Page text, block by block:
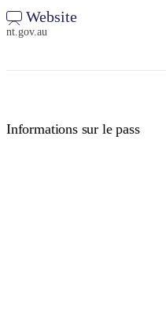
Website
nt.gov.au
Informations sur le pass